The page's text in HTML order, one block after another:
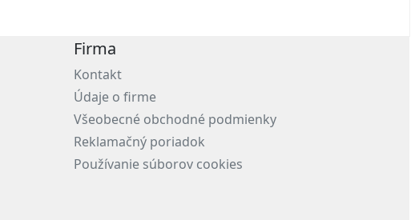
Firma
Kontakt
Údaje o firme
Všeobecné obchodné podmienky
Reklamačný poriadok
Používanie súborov cookies